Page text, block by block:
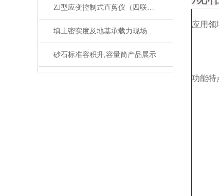
ZJ型应变控制式直剪仪（四联剪）（无极调速）
填土密实度及地基承载力现场检测仪产品简介
砂石标准容积升,容量筒产品展示
应用领
功能特